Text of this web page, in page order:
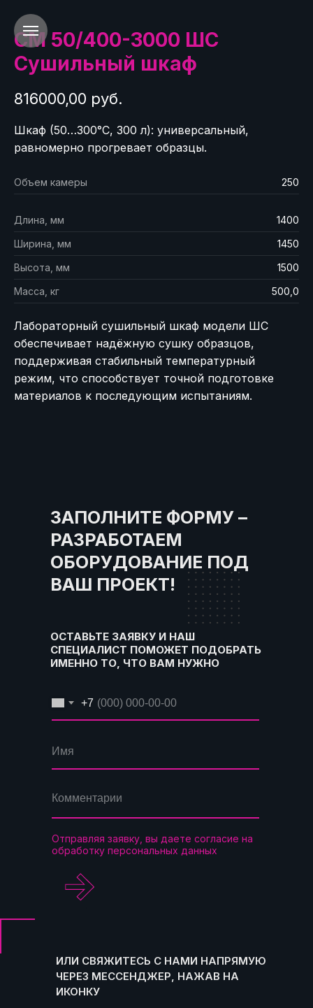
СМ 50/400-3000 ШС
Сушильный шкаф
816000,00 руб.
Шкаф (50…300°C, 300 л): универсальный,
равномерно прогревает образцы.
Объем камеры 250
Длина, мм
1400
Ширина, мм
1450
Высота, мм
1500
Масса, кг
500,0
Лабораторный сушильный шкаф модели ШС
обеспечивает надёжную сушку образцов,
поддерживая стабильный температурный
режим, что способствует точной подготовке
материалов к последующим испытаниям.
ИЛИ СВЯЖИТЕСЬ С НАМИ НАПРЯМУЮ
ЧЕРЕЗ МЕССЕНДЖЕР, НАЖАВ НА
ИКОНКУ
+7
Отправляя заявку, вы даете согласие на
обработку персональных данных
ОСТАВЬТЕ ЗАЯВКУ И НАШ
СПЕЦИАЛИСТ ПОМОЖЕТ ПОДОБРАТЬ
ИМЕННО ТО, ЧТО ВАМ НУЖНО
ЗАПОЛНИТЕ ФОРМУ –
РАЗРАБОТАЕМ
ОБОРУДОВАНИЕ ПОД
ВАШ ПРОЕКТ!